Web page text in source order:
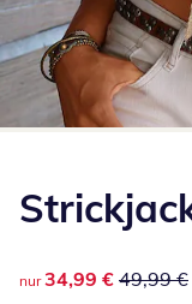
reduzierter Preis
nur 34,99 € 49,99 €